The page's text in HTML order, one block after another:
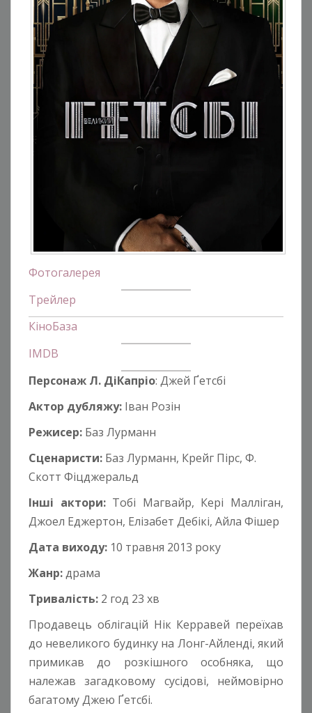
Фотогалерея
Трейлер
КіноБаза
IMDB
Персонаж Л. ДіКапріо: Джей Ґетсбі
Актор дубляжу: Іван Розін
Режисер: Баз Лурманн
Сценаристи: Баз Лурманн, Крейг Пірс, Ф.
Скотт Фіцджеральд
Інші актори:Тобі Магвайр, Кері Малліган,
Джоел Еджертон, Елізабет Дебікі, Айла Фішер
Дата виходу: 10 травня 2013 року
Жанр:драма
Тривалість: 2 год 23 хв
Продавець облігацій Нік Керравей переїхав
до невеликого будинку на Лонг-Айленді, який
примикав до розкішного особняка, що
належав загадковому сусідові, неймовірно
багатому Джею Ґетсбі.